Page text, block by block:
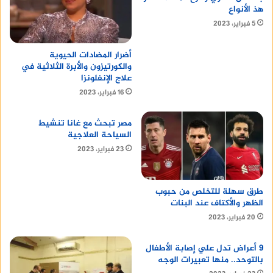
هذ الأنواع
5 فبراير، 2023
أضرار المضادات الحيوية
والكورتيزون والأبرة الثلاثية في
علاج الإنفلونزا
16 فبراير، 2023
طرق سهلة للتخلص من حبوب
الظهر والأكتاف عند البنات
20 فبراير، 2023
مصر تبحث مع غانا تنشيط
السياحة العلاجية
23 فبراير، 2023
9 أعراض تدل علي إصابة الأطفال
بالتوحد.. منها تعبيرات الوجه